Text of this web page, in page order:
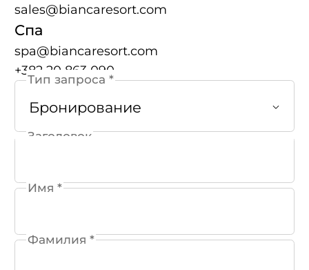
sales@biancaresort.com
Спа
spa@biancaresort.com
+382 20 863 090
Тип запроса *
Бронирование
Заголовок
Имя *
Фамилия *